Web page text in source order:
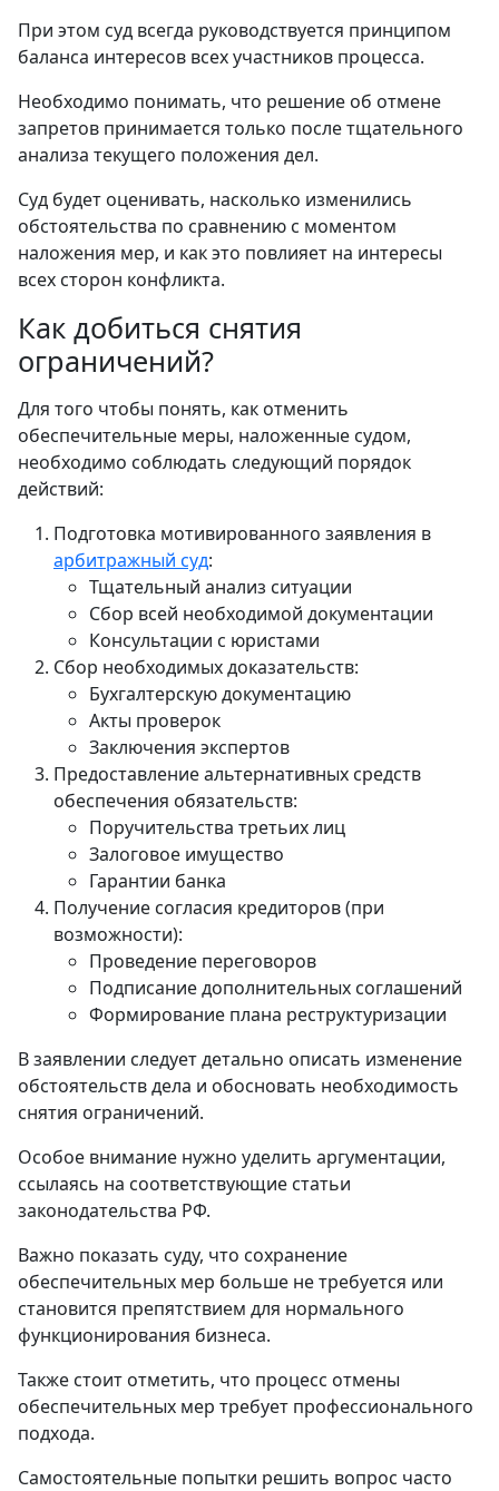
При этом суд всегда руководствуется принципом
баланса интересов всех участников процесса.
Необходимо понимать, что решение об отмене
запретов принимается только после тщательного
анализа текущего положения дел.
Суд будет оценивать, насколько изменились
обстоятельства по сравнению с моментом
наложения мер, и как это повлияет на интересы
всех сторон конфликта.
Как добиться снятия
ограничений?
Для того чтобы понять, как отменить
обеспечительные меры, наложенные судом,
необходимо соблюдать следующий порядок
действий:
Подготовка мотивированного заявления в
арбитражный суд:
Тщательный анализ ситуации
Сбор всей необходимой документации
Консультации с юристами
Сбор необходимых доказательств:
Бухгалтерскую документацию
Акты проверок
Заключения экспертов
Предоставление альтернативных средств
обеспечения обязательств:
Поручительства третьих лиц
Залоговое имущество
Гарантии банка
Получение согласия кредиторов (при
возможности):
Проведение переговоров
Подписание дополнительных соглашений
Формирование плана реструктуризации
В заявлении следует детально описать изменение
обстоятельств дела и обосновать необходимость
снятия ограничений.
Особое внимание нужно уделить аргументации,
ссылаясь на соответствующие статьи
законодательства РФ.
Важно показать суду, что сохранение
обеспечительных мер больше не требуется или
становится препятствием для нормального
функционирования бизнеса.
Также стоит отметить, что процесс отмены
обеспечительных мер требует профессионального
подхода.
Самостоятельные попытки решить вопрос часто